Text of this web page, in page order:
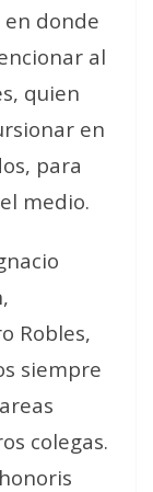
en donde
al
quien
en
para
medio.
Robles,
siempre
colegas.